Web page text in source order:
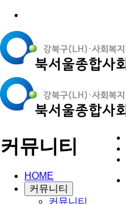
커뮤니티
HOME
커뮤니티
커뮤니티